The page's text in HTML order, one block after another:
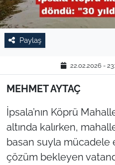
Paylaş
22.02.2026 -
MEHMET AYTAÇ
İpsala’nın Köprü
altında kalırken,
basan suyla mücadele
çözüm bekleyen
RESMİ İLAN
SPOR
TEKİRDAĞ
KIRKLARELİ
ÇANAKKALE